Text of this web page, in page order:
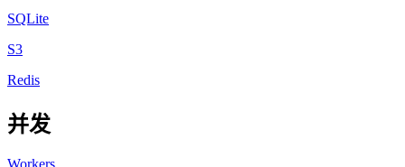
SQLite
S3
Redis
并发
Workers